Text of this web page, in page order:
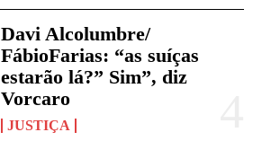
Davi Alcolumbre/
FábioFarias: “as suíças
estarão lá?” Sim”, diz
Vorcaro
JUSTIÇA